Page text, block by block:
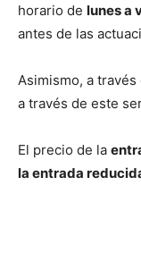
horario de lunes a
antes de las
Asimismo, a través
a través de este
El precio de la
la entrada